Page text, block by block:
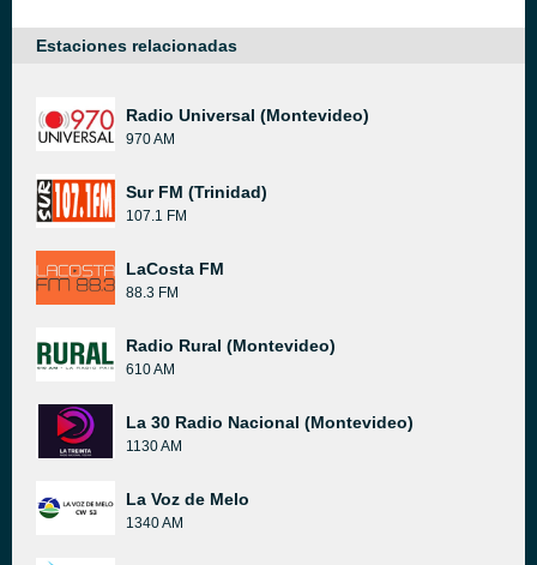
Estaciones relacionadas
Radio Universal (Montevideo)
970 AM
Sur FM (Trinidad)
107.1 FM
LaCosta FM
88.3 FM
Radio Rural (Montevideo)
610 AM
La 30 Radio Nacional (Montevideo)
1130 AM
La Voz de Melo
1340 AM